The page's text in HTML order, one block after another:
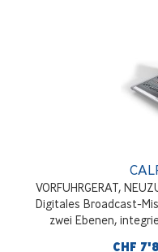
VORFUHRGERAT,
Digitales Broadcast-
zwei Ebenen,
Mikrofon-/Line-
CHF